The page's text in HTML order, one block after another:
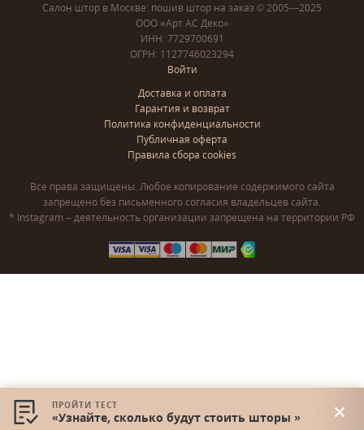
Салон штор в Москве: пошив штор на заказ © 2005—2025
ООО «Арт АС Деко»
ИНН: 7729700691
ОГРН: 1127746023294
Войти
Доставка и оплата
Гарантия и возврат
Политика конфиденциальности
Публичная оферта
Правила сбора cookies
Все права защищены. Любое копирование содержимого сайта
запрещено без письменного согласия владельцев сайта.
* Instagram – деятельность организации запрещена на территории РФ
ПРОЙТИ ТЕСТ
«Узнайте, сколько будут стоить шторы »